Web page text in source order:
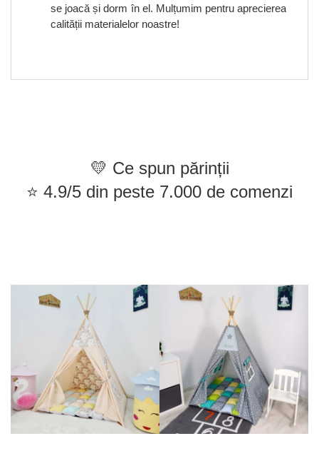
se joacă și dorm în el. Mulțumim pentru aprecierea
calității materialelor noastre!
💛 Ce spun părinții
⭐ 4.9/5 din peste 7.000 de comenzi